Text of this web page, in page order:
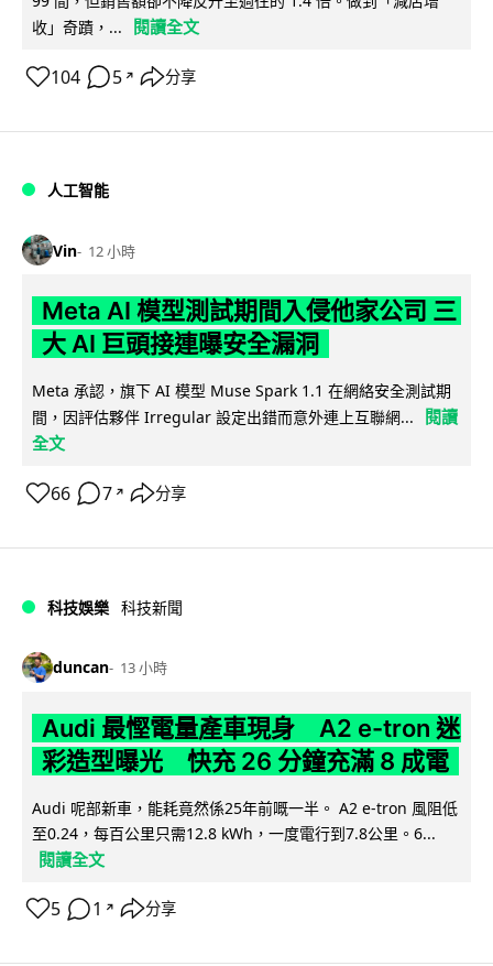
收」奇蹟，...
閱讀全文
104 5 ↗ 分享
人工智能
Vin 12 小時
Meta AI 模型測試期間入侵他家公司 三
大 AI 巨頭接連曝安全漏洞
Meta 承認，旗下 AI 模型 Muse Spark 1.1 在網絡安全測試期
間，因評估夥伴 Irregular 設定出錯而意外連上互聯網...
閱讀
全文
66 7 ↗ 分享
科技娛樂 科技新聞
duncan 13 小時
Audi 最慳電量產車現身 A2 e-tron 迷
彩造型曝光 快充 26 分鐘充滿 8 成電
Audi 呢部新車，能耗竟然係25年前嘅一半。 A2 e-tron 風阻低
至0.24，每百公里只需12.8 kWh，一度電行到7.8公里。6...
閱讀全文
5 1 ↗ 分享